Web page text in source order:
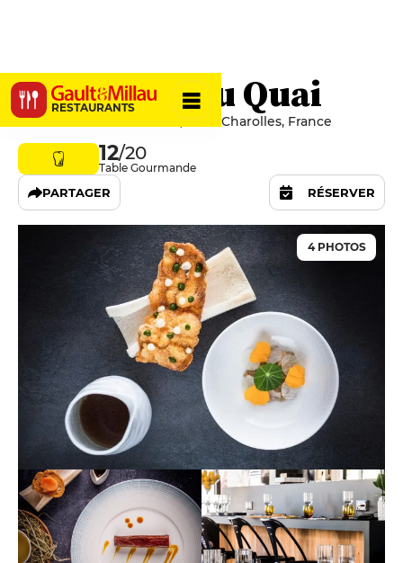
RESTAURANTS
Le Bistrot du Quai
1 Avenue de la Libération, 71120 Charolles, France
12/20
Table Gourmande
PARTAGER RÉSERVER
4 PHOTOS